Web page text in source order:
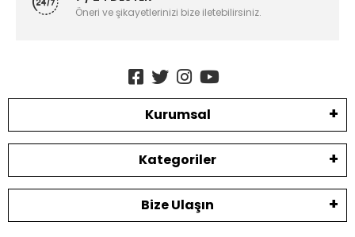
Öneri ve şikayetlerinizi bize iletebilirsiniz.
Kurumsal
Kategoriler
Bize Ulaşın